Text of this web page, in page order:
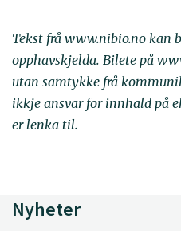
Tekst frå www.nibio.no kan
opphavskjelda. Bilete på
utan samtykke frå
ikkje ansvar for innhald på
er lenka til.
Nyheter